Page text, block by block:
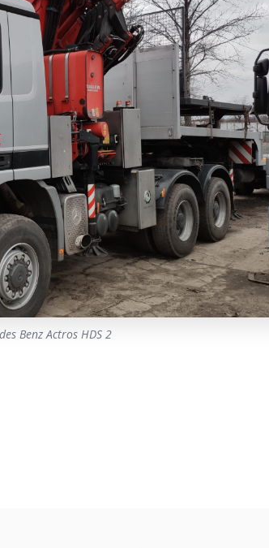
Benz Actros HDS 2